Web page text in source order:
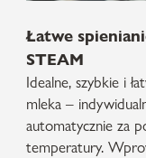
Łatwe
STEAM
Idealne, szybkie i
mleka –
automatycznie za
temperatury.